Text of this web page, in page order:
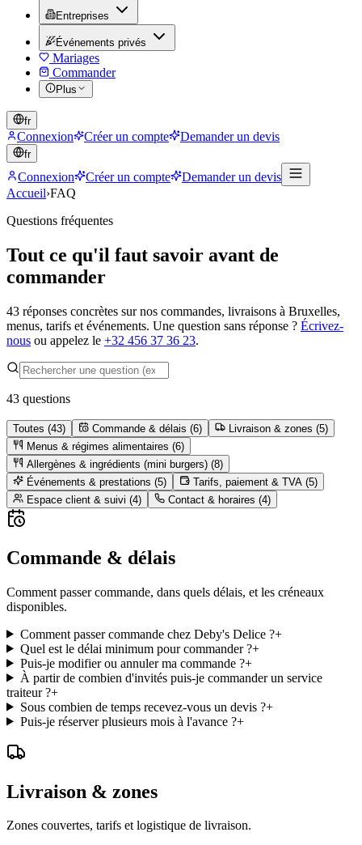
Entreprises
Événements privés
Mariages
Commander
Plus
fr
Connexion Créer un compte Demander un devis
fr
Connexion Créer un compte
Demander un devis
Accueil›FAQ
Questions fréquentes
Tout ce qu'il faut savoir avant de
commander
43 réponses concrètes sur nos commandes, livraisons à Bruxelles,
menus, tarifs et événements. Une question sans réponse ? Écrivez-
nous ou appelez le +32 456 37 36 23.
43 questions
Toutes (43) Commande & délais (6) Livraison & zones (5)
Menus & régimes alimentaires (6)
Allergènes & ingrédients (mini burgers) (8)
Événements & prestations (5) Tarifs, paiement & TVA (5)
Espace client & suivi (4) Contact & horaires (4)
Commande & délais
Comment passer commande, dans quels délais, et les créneaux
disponibles.
Comment passer commande chez Deby's Delice ?+
Quel est le délai minimum pour commander ?+
Puis-je modifier ou annuler ma commande ?+
À partir de combien d'invités puis-je commander un service
traiteur ?+
Sous combien de temps recevez-vous un devis ?+
Puis-je réserver plusieurs mois à l'avance ?+
Livraison & zones
Zones couvertes, tarifs et logistique de livraison.